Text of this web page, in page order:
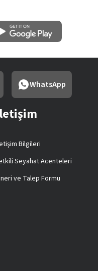
WhatsApp
Bilgileri
Seyahat Acenteleri
ve Talep Formu